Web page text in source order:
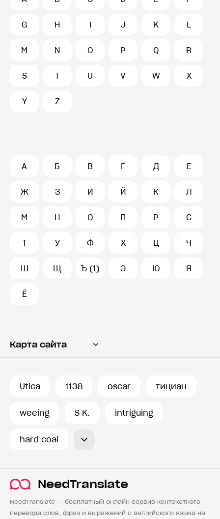
G H I J K L
M N O P Q R
S T U V W X
Y Z
А Б В Г Д Е
Ж З И Й К Л
М Н О П Р С
Т У Ф Х Ц Ч
Ш Щ Ъ (1) Э Ю Я
Ё
Карта сайта
Utica 1138 oscar тициан
weeing S K. intriguing
hard coal
NeedTranslate
NeedTranslate — бесплатный онлайн сервис контекстного
перевода слов, фраз и выражений с английского языка на